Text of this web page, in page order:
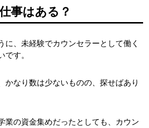
事はある？
に、未経験でカウンセラーとして働く
す。
かなり数は少ないものの、探せばあり
業の資金集めだったとしても、カウン